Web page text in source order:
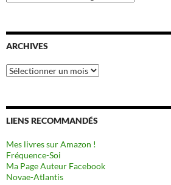
ARCHIVES
Archives
LIENS RECOMMANDÉS
Mes livres sur Amazon !
Fréquence-Soi
Ma Page Auteur Facebook
Novae-Atlantis